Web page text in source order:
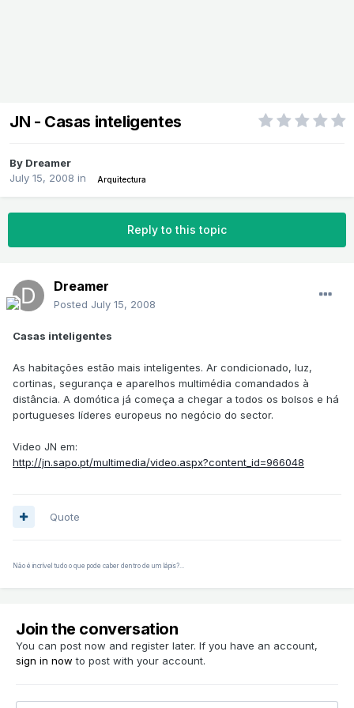
JN - Casas inteligentes
By Dreamer
July 15, 2008 in Arquitectura
Reply to this topic
Dreamer
Posted July 15, 2008
Casas inteligentes
As habitações estão mais inteligentes. Ar condicionado, luz,
cortinas, segurança e aparelhos multimédia comandados à
distância. A domótica já começa a chegar a todos os bolsos e há
portugueses líderes europeus no negócio do sector.
Video JN em:
http://jn.sapo.pt/multimedia/video.aspx?content_id=966048
Quote
Não é incrível tudo o que pode caber dentro de um lápis?...
Join the conversation
You can post now and register later. If you have an account,
sign in now to post with your account.